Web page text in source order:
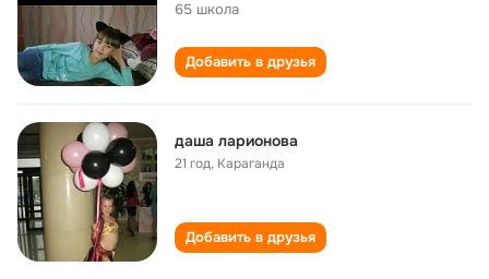
65 школа
Добавить в друзья
даша ларионова
21 год, Караганда
Добавить в друзья